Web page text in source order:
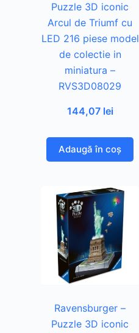
Puzzle 3D iconic
Arcul de Triumf cu
LED 216 piese model
de colectie in
miniatura –
RVS3D08029
144,07 lei
Adaugă în coș
Ravensburger –
Puzzle 3D iconic